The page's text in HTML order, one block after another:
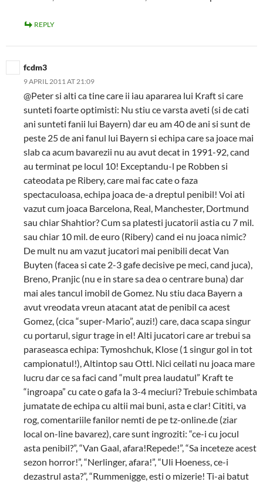
REPLY
fcdm3
9 APRIL 2011 AT 21:09
@Peter si alti ca tine care ii iau apararea lui Kraft si care
sunteti foarte optimisti: Nu stiu ce varsta aveti (si de cati
ani sunteti fanii lui Bayern) dar eu am 40 de ani si sunt de
peste 25 de ani fanul lui Bayern si echipa care sa joace mai
slab ca acum bavarezii nu au avut decat in 1991-92, cand
au terminat pe locul 10! Exceptandu-l pe Robben si
cateodata pe Ribery, care mai fac cate o faza
spectaculoasa, echipa joaca de-a dreptul penibil! Voi ati
vazut cum joaca Barcelona, Real, Manchester, Dortmund
sau chiar Shahtior? Cum sa platesti jucatorii astia cu 7 mil.
sau chiar 10 mil. de euro (Ribery) cand ei nu joaca nimic?
De mult nu am vazut jucatori mai penibili decat Van
Buyten (facea si cate 2-3 gafe decisive pe meci, cand juca),
Breno, Pranjic (nu e in stare sa dea o centrare buna) dar
mai ales tancul imobil de Gomez. Nu stiu daca Bayern a
avut vreodata vreun atacant atat de penibil ca acest
Gomez, (cica “super-Mario”, auzi!) care, daca scapa singur
cu portarul, sigur trage in el! Alti jucatori care ar trebui sa
paraseasca echipa: Tymoshchuk, Klose (1 singur gol in tot
campionatul!), Altintop sau Ottl. Nici ceilati nu joaca mare
lucru dar ce sa faci cand “mult prea laudatul” Kraft te
“ingroapa” cu cate o gafa la 3-4 meciuri? Trebuie schimbata
jumatate de echipa cu altii mai buni, asta e clar! Cititi, va
rog, comentariile fanilor nemti de pe tz-online.de (ziar
local on-line bavarez), care sunt ingroziti: “ce-i cu jocul
asta penibil?”, “Van Gaal, afara!Repede!”, “Sa inceteze acest
sezon horror!”, “Nerlinger, afara!”, “Uli Hoeness, ce-i
dezastrul asta?”, “Rummenigge, esti o mizerie! Ti-ai batut